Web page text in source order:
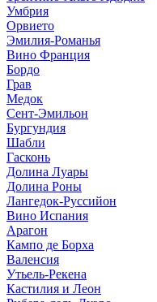
Умбрия
Орвието
Эмилия-Романья
Вино Франция
Бордо
Грав
Медок
Сент-Эмильон
Бургундия
Шабли
Гасконь
Долина Луары
Долина Роны
Лангедок-Руссийон
Вино Испания
Арагон
Кампо де Борха
Валенсия
Утьель-Рекена
Кастилия и Леон